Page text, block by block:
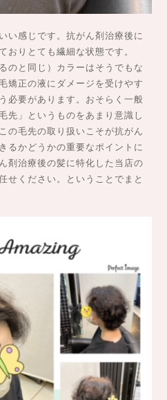
い感じです。抗がん剤治療後に
おりとても繊細な状態です。
のと同じ）カラーはそうでもな
矯正の液にダメージを受けやす
必要があります。おそらく一般
先」というものをあまり意識し
の毛先の取り扱いこそが抗がん
るかどうかの重要なポイントに
剤治療後の髪に特化した当店の
せください。ということでまと